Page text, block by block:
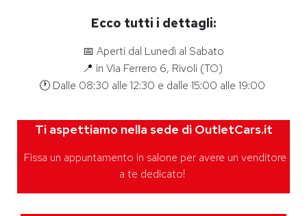
Ecco tutti i dettagli:
📅 Aperti dal Lunedì al Sabato
📍 in Via Ferrero 6, Rivoli (TO)
🕐 Dalle 08:30 alle 12:30 e dalle 15:00 alle 19:00
Ti aspettiamo nella sede di OutletCars.it
Fissa un appuntamento in salone per avere un venditore
a te dedicato!